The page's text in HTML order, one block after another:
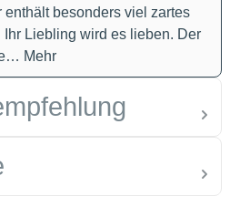
enthält besonders viel zartes
Liebling wird es lieben. Der
Mehr